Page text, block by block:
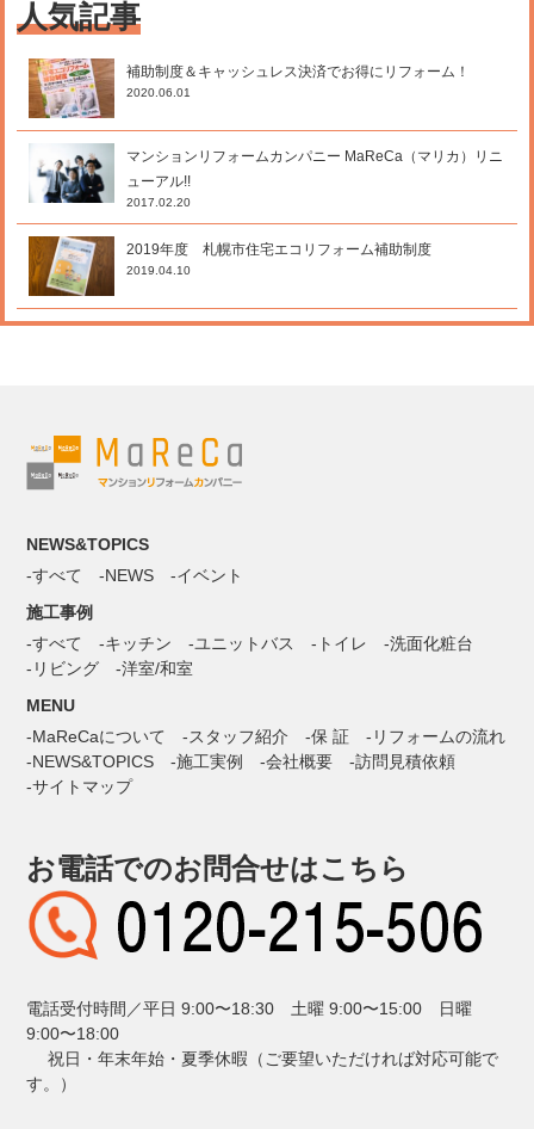
人気記事
補助制度＆キャッシュレス決済でお得にリフォーム！
2020.06.01
マンションリフォームカンパニー MaReCa（マリカ）リニ
ューアル!!
2017.02.20
2019年度 札幌市住宅エコリフォーム補助制度
2019.04.10
NEWS&TOPICS
すべて
NEWS
イベント
施工事例
すべて
キッチン ユニットバス トイレ
洗面化粧台
リビング
洋室/和室
MENU
MaReCaについて
スタッフ紹介 保 証
リフォームの流れ
NEWS&TOPICS
施工実例 会社概要
訪問見積依頼
サイトマップ
お電話でのお問合せはこちら
電話受付時間／平日 9:00〜18:30 土曜 9:00〜15:00 日曜
9:00〜18:00
祝日・年末年始・夏季休暇（ご要望いただければ対応可能で
す。）